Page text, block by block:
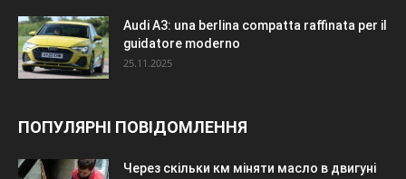
Audi A3: una berlina compatta raffinata per il
guidatore moderno
25.11.2025
ПОПУЛЯРНІ ПОВІДОМЛЕННЯ
Через скільки км міняти масло в двигуні